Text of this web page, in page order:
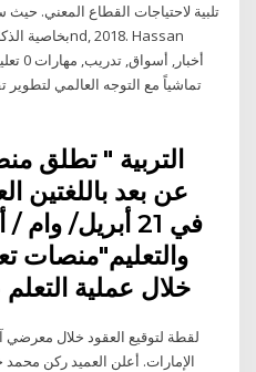
تلبية لاحتياجات القطاع المعني. حيث
تماشياً مع التوجه العالمي لتطوير
عن بعد باللغتين
في 21 أبريل/
والتعليم"منصات
خلال عملية
الإمارات. أعلن العميد ركن